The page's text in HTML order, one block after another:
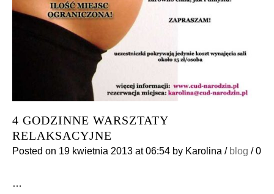
4 GODZINNE WARSZTATY
RELAKSACYJNE
Posted on 19 kwietnia 2013 at 06:54 by Karolina / blog /0
…